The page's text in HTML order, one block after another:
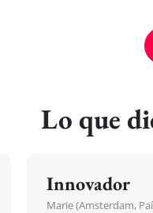
Lo que
Innovador
Marie (Amsterdam,